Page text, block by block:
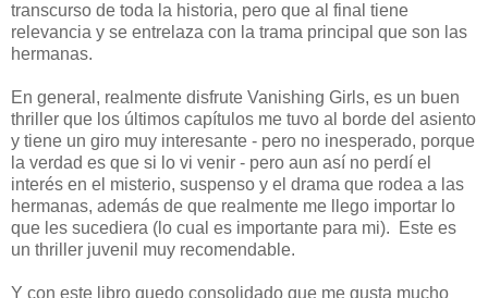
transcurso de toda la historia, pero que al final tiene
relevancia y se entrelaza con la trama principal que son las
hermanas.
En general, realmente disfrute Vanishing Girls, es un buen
thriller que los últimos capítulos me tuvo al borde del asiento
y tiene un giro muy interesante - pero no inesperado, porque
la verdad es que si lo vi venir - pero aun así no perdí el
interés en el misterio, suspenso y el drama que rodea a las
hermanas, además de que realmente me llego importar lo
que les sucediera (lo cual es importante para mi). Este es
un thriller juvenil muy recomendable.
Y con este libro quedo consolidado que me gusta mucho